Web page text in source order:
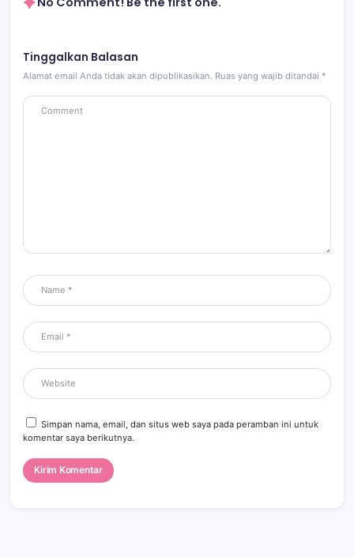
Tinggalkan Balasan
Alamat email Anda tidak akan dipublikasikan. Ruas yang wajib ditandai *
Simpan nama, email, dan situs web saya pada peramban ini untuk
komentar saya berikutnya.